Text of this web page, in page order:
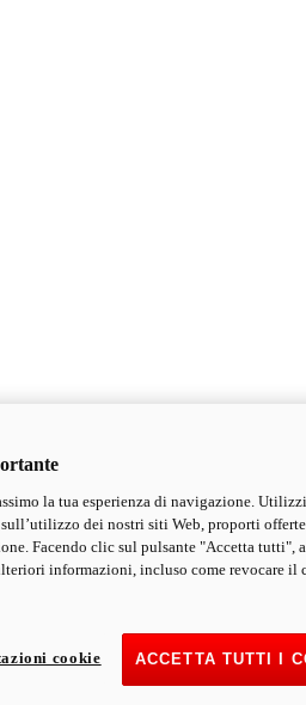
la tua esperienza di navigazione.
dei nostri siti Web, proporti
Facendo clic sul pulsante "Accetta tutti",
informazioni, incluso come revocare il
ACCETTA TUTTI I
cookie